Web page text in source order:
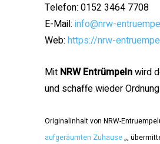
Telefon: 0152 3464 7708
E-Mail: info@nrw-
Web: https://nrw-
Mit NRW Entrümpelnwird
und schaffe wieder
Originalinhalt von NRW-
aufgeräumten Zuhause„,